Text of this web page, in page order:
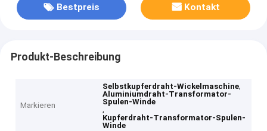
Bestpreis Kontakt
Produkt-Beschreibung
Markieren
Selbstkupferdraht-Wickelmaschine,
Aluminiumdraht-Transformator-
Spulen-Winde
,
Kupferdraht-Transformator-Spulen-
Winde